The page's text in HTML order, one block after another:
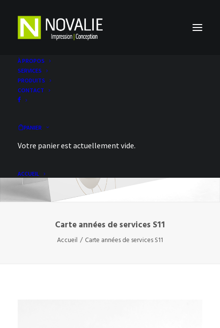
À PROPOS
SERVICES
PRODUITS
CONTACT
PANIER
Votre panier est actuellement vide.
ACCUEIL
Carte années de services S11
Accueil Carte années de services S11